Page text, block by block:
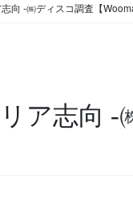
向 -㈱ディスコ調査【
ア志向 -